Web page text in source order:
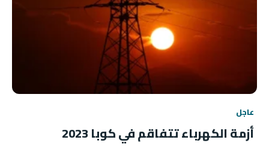
عاجل
أزمة الكهرباء تتفاقم في كوبا 2023